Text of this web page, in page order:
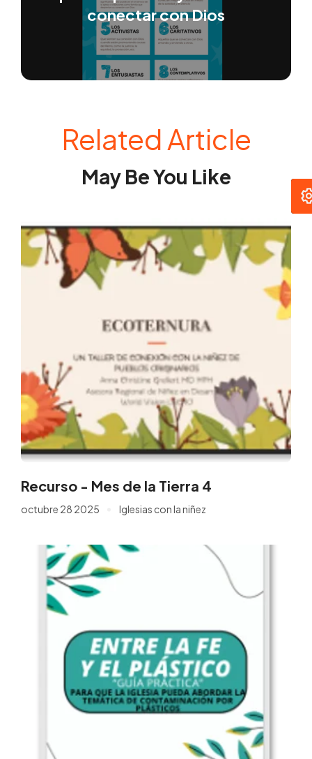
conectar con Dios
Related Article
May Be You Like
Recurso - Mes de la Tierra 4
octubre 28 2025 Iglesias con la niñez